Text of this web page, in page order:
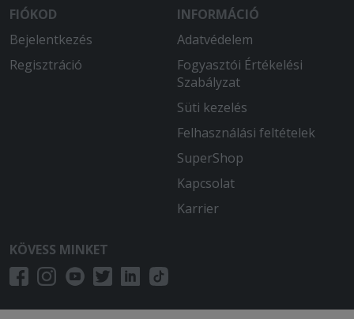
FIÓKOD
Bejelentkezés
Regisztráció
INFORMÁCIÓ
Adatvédelem
Fogyasztói Értékelési
Szabályzat
Süti kezelés
Felhasználási feltételek
SuperShop
Kapcsolat
Karrier
KÖVESS MINKET